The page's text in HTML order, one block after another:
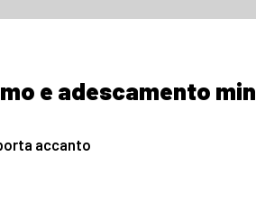
e adescamento
accanto